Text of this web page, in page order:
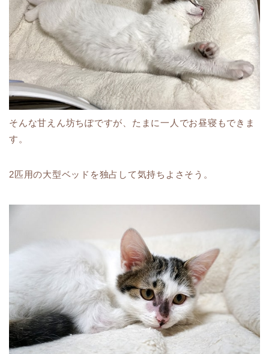
そんな甘えん坊ちぽですが、たまに一人でお昼寝もできま
す。
2匹用の大型ベッドを独占して気持ちよさそう。